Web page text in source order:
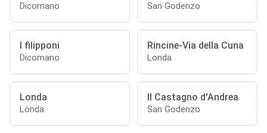
Dicomano San Godenzo
I filipponi
Dicomano
Rincine-Via della Cuna
Londa
Londa
Londa
Il Castagno d'Andrea
San Godenzo